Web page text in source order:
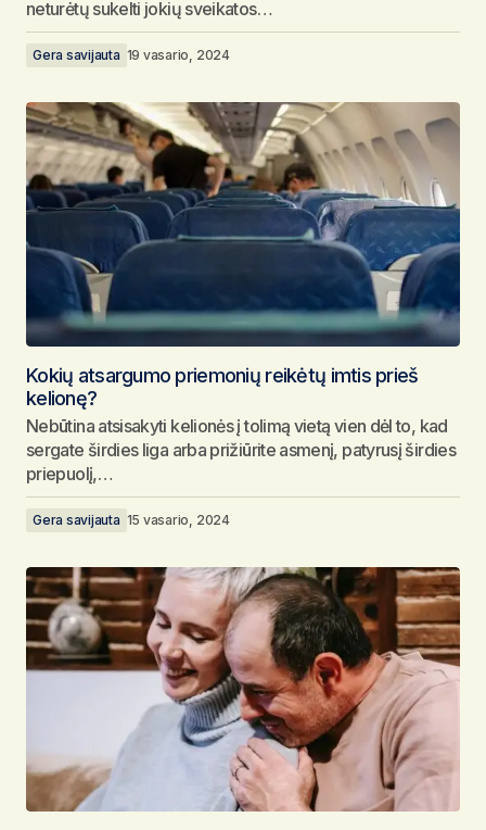
neturėtų sukelti jokių sveikatos…
Gera savijauta 19 vasario, 2024
Kokių atsargumo priemonių reikėtų imtis prieš
kelionę?
Nebūtina atsisakyti kelionės į tolimą vietą vien dėl to, kad
sergate širdies liga arba prižiūrite asmenį, patyrusį širdies
priepuolį,…
Gera savijauta 15 vasario, 2024